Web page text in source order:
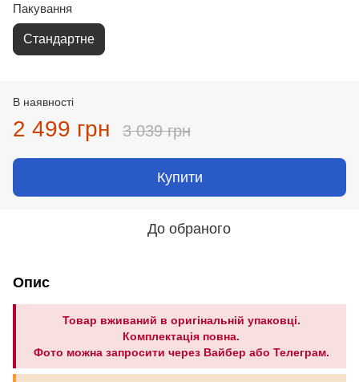
Пакування
Стандартне
В наявності
2 499 грн 3 039 грн
Купити
До обраного
Опис
Товар вживаний в оригінальній упаковці.
Комплектація повна.
Фото можна запросити через Вайбер або Телеграм.